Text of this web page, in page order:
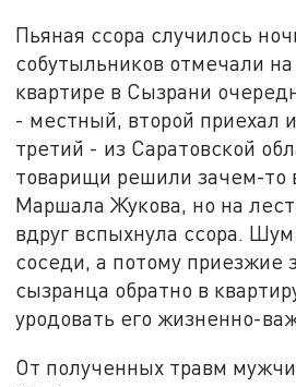
Пьяная ссора случилось
собутыльников отмечали
квартире в Сызрани
- местный, второй приехал
третий - из Саратовской
товарищи решили зачем-то
Маршала Жукова, но на
вдруг вспыхнула ссора.
соседи, а потому приезжие
сызранца обратно в
уродовать его жизненно-
От полученных травм